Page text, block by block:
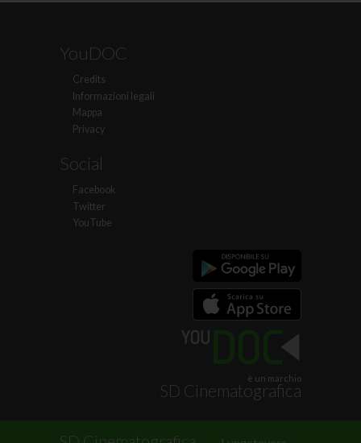
YouDOC
Credits
Informazioni legali
Mappa
Privacy
Social
Facebook
Twitter
YouTube
è un marchio
SD Cinematografica